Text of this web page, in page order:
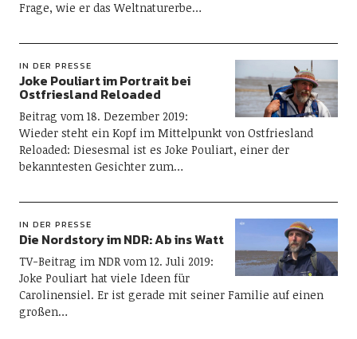
Frage, wie er das Weltnaturerbe…
IN DER PRESSE
Joke Pouliart im Portrait bei
Ostfriesland Reloaded
Beitrag vom 18. Dezember 2019:
Wieder steht ein Kopf im Mittelpunkt von Ostfriesland
Reloaded: Diesesmal ist es Joke Pouliart, einer der
bekanntesten Gesichter zum…
IN DER PRESSE
Die Nordstory im NDR: Ab ins Watt
TV-Beitrag im NDR vom 12. Juli 2019:
Joke Pouliart hat viele Ideen für
Carolinensiel. Er ist gerade mit seiner Familie auf einen
großen…